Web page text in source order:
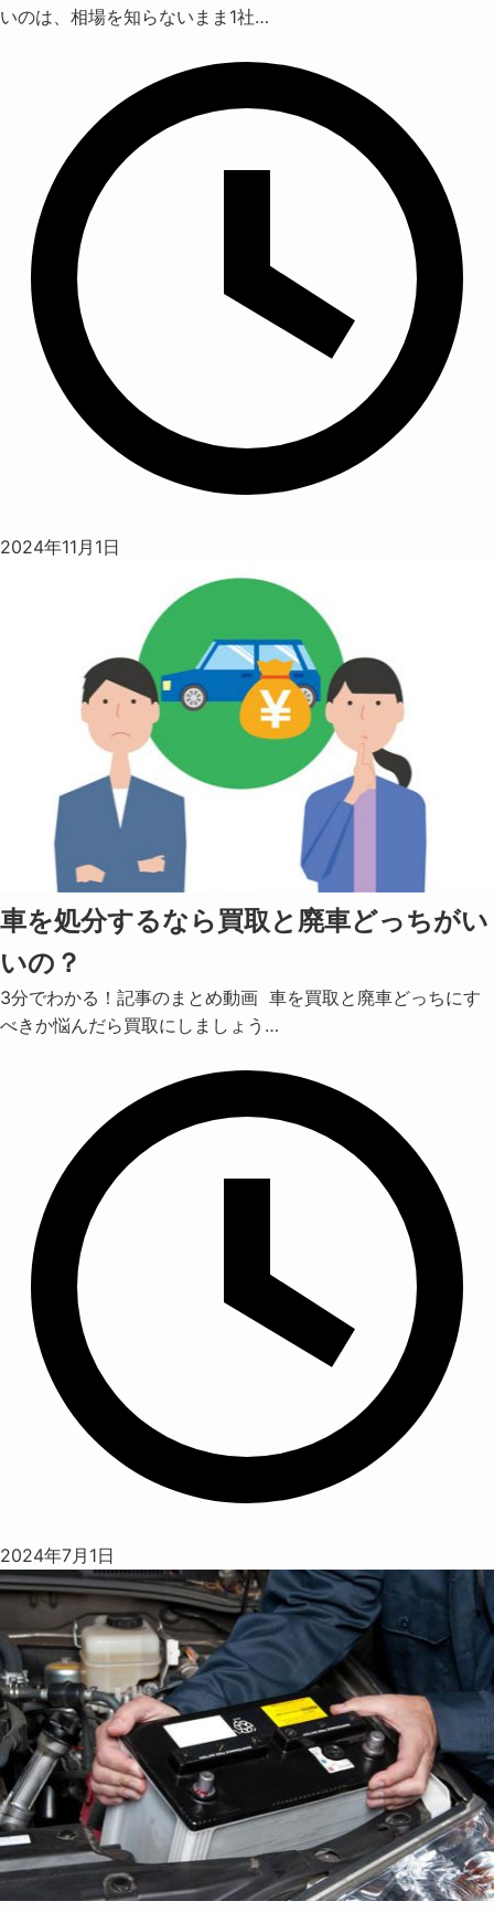
いのは、相場を知らないまま1社…
2024年11月1日
車を処分するなら買取と廃車どっちがい
いの？
3分でわかる！記事のまとめ動画 車を買取と廃車どっちにす
べきか悩んだら買取にしましょう…
2024年7月1日